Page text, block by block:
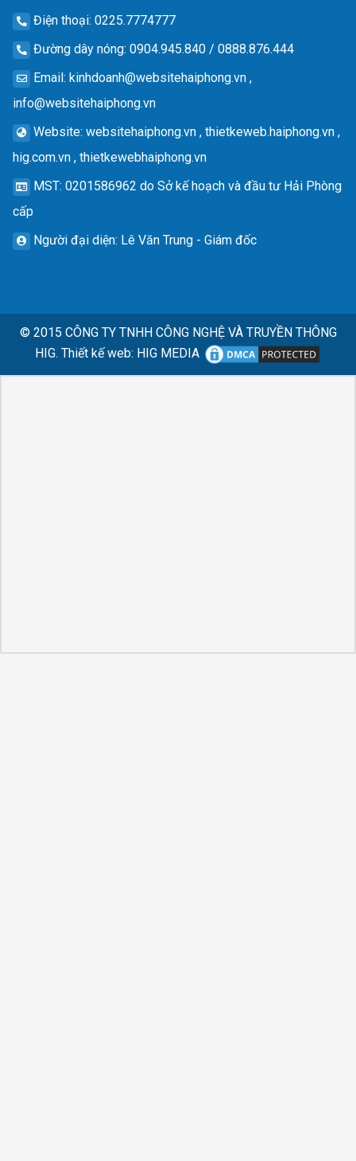
Điện thoại: 0225.7774777
Đường dây nóng: 0904.945.840 / 0888.876.444
Email: kinhdoanh@websitehaiphong.vn ,
info@websitehaiphong.vn
Website: websitehaiphong.vn , thietkeweb.haiphong.vn ,
hig.com.vn , thietkewebhaiphong.vn
MST: 0201586962 do Sở kế hoạch và đầu tư Hải Phòng
cấp
Người đại diện: Lê Văn Trung - Giám đốc
© 2015 CÔNG TY TNHH CÔNG NGHỆ VÀ TRUYỀN THÔNG
HIG. Thiết kế web: HIG MEDIA